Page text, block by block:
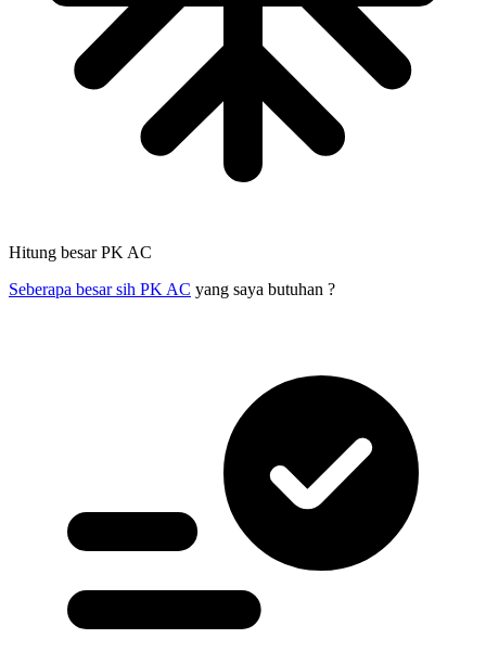
Hitung besar PK AC
Seberapa besar sih PK AC yang saya butuhan ?